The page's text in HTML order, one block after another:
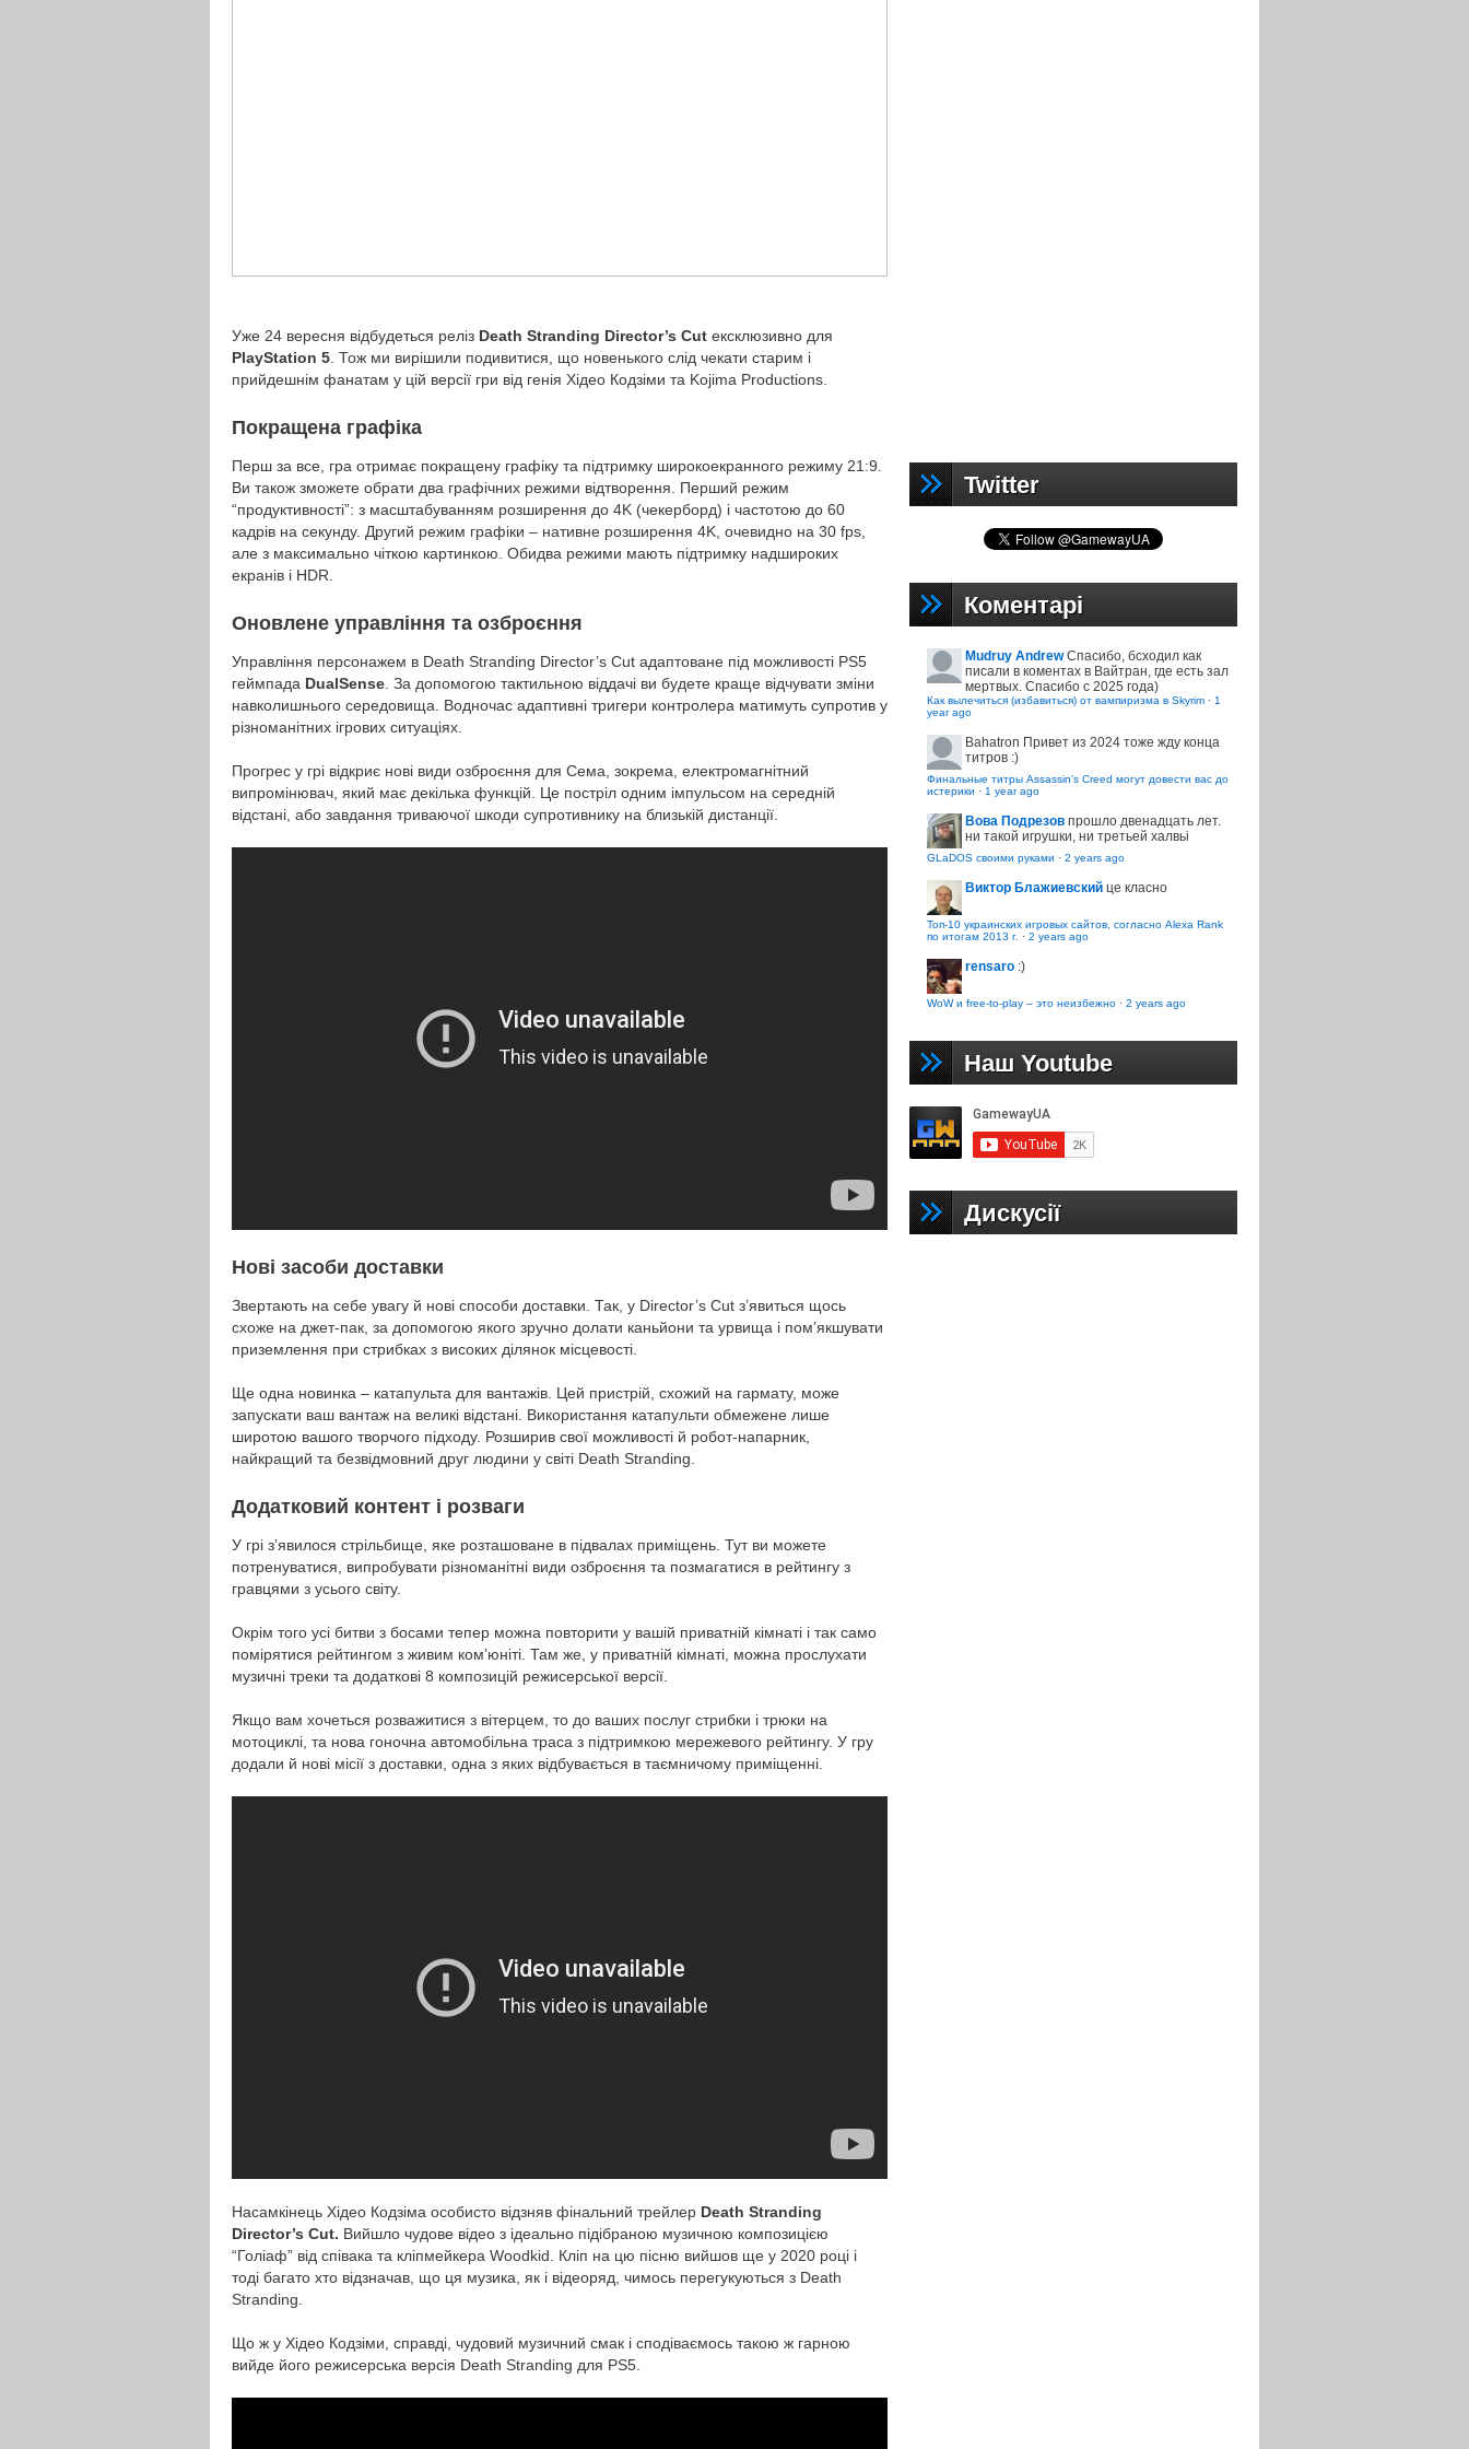
Уже 24 вересня відбудеться реліз Death Stranding Director’s Cut ексклюзивно для
PlayStation 5 . Тож ми вирішили подивитися, що новенького слід чекати старим і
прийдешнім фанатам у цій версії гри від генія Хідео Кодзіми та Kojima Productions.
Покращена графіка
Перш за все, гра отримає покращену графіку та підтримку широкоекранного режиму 21:9.
Ви також зможете обрати два графічних режими відтворення. Перший режим
“продуктивності”: з масштабуванням розширення до 4K (чекерборд) і частотою до 60
кадрів на секунду. Другий режим графіки – нативне розширення 4K, очевидно на 30 fps,
але з максимально чіткою картинкою. Обидва режими мають підтримку надшироких
екранів і HDR.
Оновлене управління та озброєння
Управління персонажем в Death Stranding Director’s Cut адаптоване під можливості PS5
геймпада DualSense . За допомогою тактильною віддачі ви будете краще відчувати зміни
навколишнього середовища. Водночас адаптивні тригери контролера матимуть супротив у
різноманітних ігрових ситуаціях.
Прогрес у грі відкриє нові види озброєння для Сема, зокрема, електромагнітний
випромінювач, який має декілька функцій. Це постріл одним імпульсом на середній
відстані, або завдання триваючої шкоди супротивнику на близькій дистанції.
Нові засоби доставки
Звертають на себе увагу й нові способи доставки. Так, у Director’s Cut з’явиться щось
схоже на джет-пак, за допомогою якого зручно долати каньйони та урвища і пом’якшувати
приземлення при стрибках з високих ділянок місцевості.
Ще одна новинка – катапульта для вантажів. Цей пристрій, схожий на гармату, може
запускати ваш вантаж на великі відстані. Використання катапульти обмежене лише
широтою вашого творчого підходу. Розширив свої можливості й робот-напарник,
найкращий та безвідмовний друг людини у світі Death Stranding.
Додатковий контент і розваги
У грі з’явилося стрільбище, яке розташоване в підвалах приміщень. Тут ви можете
потренуватися, випробувати різноманітні види озброєння та позмагатися в рейтингу з
гравцями з усього світу.
Окрім того усі битви з босами тепер можна повторити у вашій приватній кімнаті і так само
помірятися рейтингом з живим ком’юніті. Там же, у приватній кімнаті, можна прослухати
музичні треки та додаткові 8 композицій режисерської версії.
Якщо вам хочеться розважитися з вітерцем, то до ваших послуг стрибки і трюки на
мотоциклі, та нова гоночна автомобільна траса з підтримкою мережевого рейтингу. У гру
додали й нові місії з доставки, одна з яких відбувається в таємничому приміщенні.
Насамкінець Хідео Кодзіма особисто відзняв фінальний трейлер Death Stranding
Director’s Cut. Вийшло чудове відео з ідеально підібраною музичною композицією
“Голіаф” від співака та кліпмейкера Woodkid. Кліп на цю пісню вийшов ще у 2020 році і
тоді багато хто відзначав, що ця музика, як і відеоряд, чимось перегукуються з Death
Stranding.
Що ж у Хідео Кодзіми, справді, чудовий музичний смак і сподіваємось такою ж гарною
вийде його режисерська версія Death Stranding для PS5.
Twitter
Коментарі
Mudruy Andrew Спасибо, бсходил как
писали в коментах в Вайтран, где есть зал
мертвых. Спасибо с 2025 года)
Как вылечиться (избавиться) от вампиризма в Skyrim · 1
year ago
Bahatron Привет из 2024 тоже жду конца
титров :)
Финальные титры Assassin’s Creed могут довести вас до
истерики · 1 year ago
Вова Подрезов прошло двенадцать лет.
ни такой игрушки, ни третьей халвьі
GLaDOS своими руками · 2 years ago
Виктор Блажиевский це класно
Топ-10 украинских игровых сайтов, согласно Alexa Rank
по итогам 2013 г. · 2 years ago
rensaro :)
WoW и free-to-play – это неизбежно · 2 years ago
Наш Youtube
Дискусії